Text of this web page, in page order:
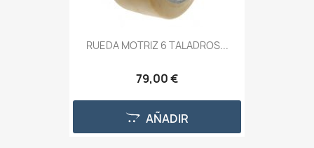
RUEDA MOTRIZ 6 TALADROS...
79,00 €
AÑADIR